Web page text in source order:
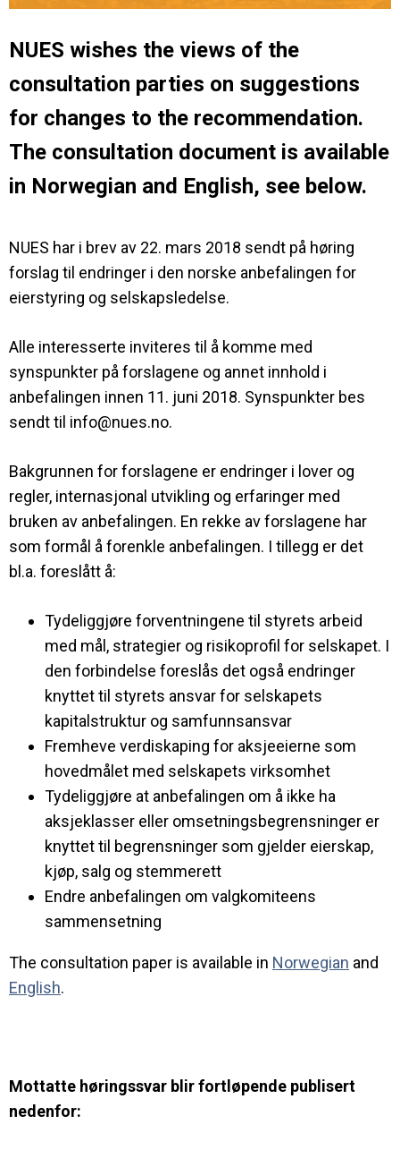
NUES wishes the views of the
consultation parties on suggestions
for changes to the recommendation.
The consultation document is available
in Norwegian and English, see below.
NUES har i brev av 22. mars 2018 sendt på høring
forslag til endringer i den norske anbefalingen for
eierstyring og selskapsledelse.
Alle interesserte inviteres til å komme med
synspunkter på forslagene og annet innhold i
anbefalingen innen 11. juni 2018. Synspunkter bes
sendt til info@nues.no.
Bakgrunnen for forslagene er endringer i lover og
regler, internasjonal utvikling og erfaringer med
bruken av anbefalingen. En rekke av forslagene har
som formål å forenkle anbefalingen. I tillegg er det
bl.a. foreslått å:
Tydeliggjøre forventningene til styrets arbeid
med mål, strategier og risikoprofil for selskapet. I
den forbindelse foreslås det også endringer
knyttet til styrets ansvar for selskapets
kapitalstruktur og samfunnsansvar
Fremheve verdiskaping for aksjeeierne som
hovedmålet med selskapets virksomhet
Tydeliggjøre at anbefalingen om å ikke ha
aksjeklasser eller omsetningsbegrensninger er
knyttet til begrensninger som gjelder eierskap,
kjøp, salg og stemmerett
Endre anbefalingen om valgkomiteens
sammensetning
The consultation paper is available in Norwegian and
English.
Mottatte høringssvar blir fortløpende publisert
nedenfor: